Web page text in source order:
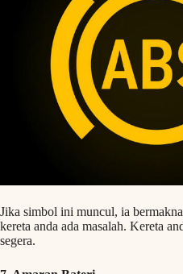
Jika simbol ini muncul, ia
kereta anda ada masalah. Kereta
segera.